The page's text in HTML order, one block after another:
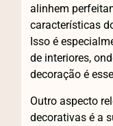
alinhem
características
Isso é
de interiores,
decoração é
Outro aspecto
decorativas é a